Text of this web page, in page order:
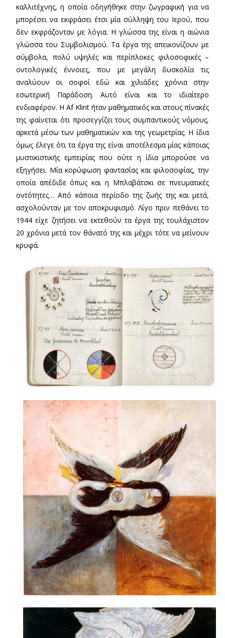
καλλιτέχνης, η οποία οδηγήθηκε στην ζωγραφική για να
μπορέσει να εκφράσει έτσι μία σύλληψη του Ιερού, που
δεν εκφράζονταν με λόγια. Η γλώσσα της είναι η αιώνια
γλώσσα του Συμβολισμού. Τα έργα της απεικονίζουν με
σύμβολα, πολύ υψηλές και περίπλοκες φιλοσοφικές –
οντολογικές έννοιες, που με μεγάλη δυσκολία τις
αναλύουν οι σοφοί εδώ και χιλιάδες χρόνια στην
εσωτερική Παράδοση. Αυτό είναι και το ιδιαίτερο
ενδιαφέρον. Η Af Klint ήταν μαθηματικός και στους πίνακές
της φαίνεται ότι προσεγγίζει τους συμπαντικούς νόμους,
αρκετά μέσω των μαθηματικών και της γεωμετρίας. Η ίδια
όμως έλεγε ότι τα έργα της είναι αποτέλεσμα μίας κάποιας
μυστικιστικής εμπειρίας που ούτε η ίδια μπορούσε να
εξηγήσει. Μία κορύφωση φαντασίας και φιλοσοφίας, την
οποία απέδιδε όπως και η Μπλαβάτσκι σε πνευματικές
οντότητες… Από κάποια περίοδο της ζωής της και μετά,
ασχολούνταν με τον αποκρυφισμό. Λίγο πριν πεθάνει το
1944 είχε ζητήσει να εκτεθούν τα έργα της τουλάχιστον
20 χρόνια μετά τον θάνατό της και μέχρι τότε να μείνουν
κρυφά.